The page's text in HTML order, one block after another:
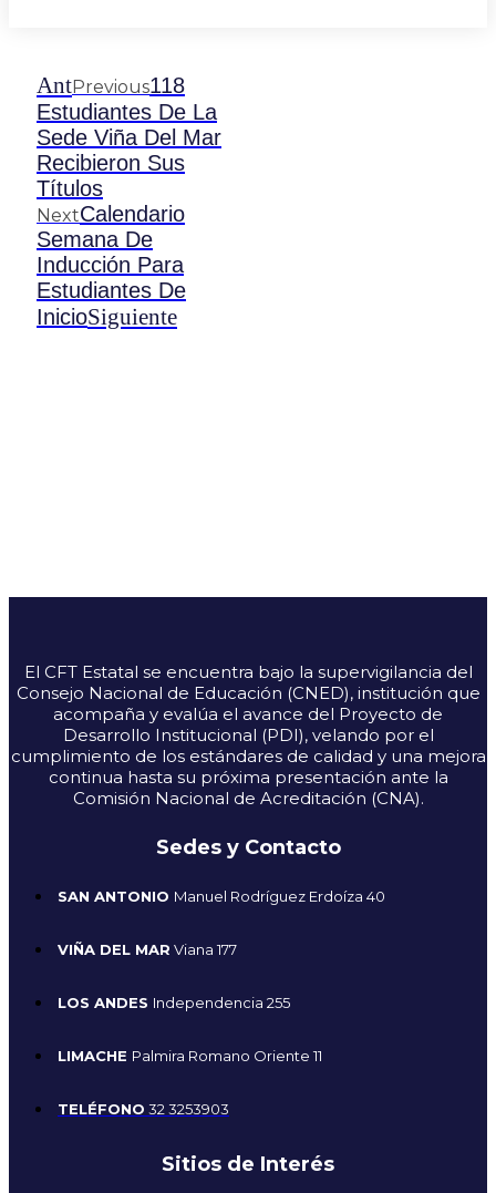
AntPrevious118
Estudiantes De La
Sede Viña Del Mar
Recibieron Sus
Títulos
NextCalendario
Semana De
Inducción Para
Estudiantes De
InicioSiguiente
El CFT Estatal se encuentra bajo la supervigilancia del
Consejo Nacional de Educación (CNED), institución que
acompaña y evalúa el avance del Proyecto de
Desarrollo Institucional (PDI), velando por el
cumplimiento de los estándares de calidad y una mejora
continua hasta su próxima presentación ante la
Comisión Nacional de Acreditación (CNA).
Sedes y Contacto
SAN ANTONIO Manuel Rodríguez Erdoíza 40
VIÑA DEL MAR Viana 177
LOS ANDES Independencia 255
LIMACHE Palmira Romano Oriente 11
TELÉFONO 32 3253903
Sitios de Interés